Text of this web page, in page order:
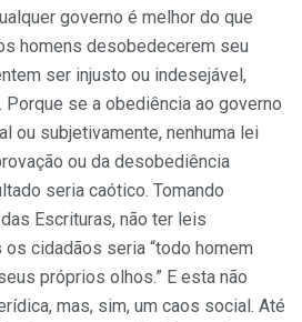
governo é melhor do que
homens desobedecerem seu
ser injusto ou indesejável,
se a obediência ao governo
ou subjetivamente, nenhuma lei
ou da desobediência
seria caótico. Tomando
Escrituras, não ter leis
cidadãos seria “todo homem
próprios olhos.” E esta não
mas, sim, um caos social. Até